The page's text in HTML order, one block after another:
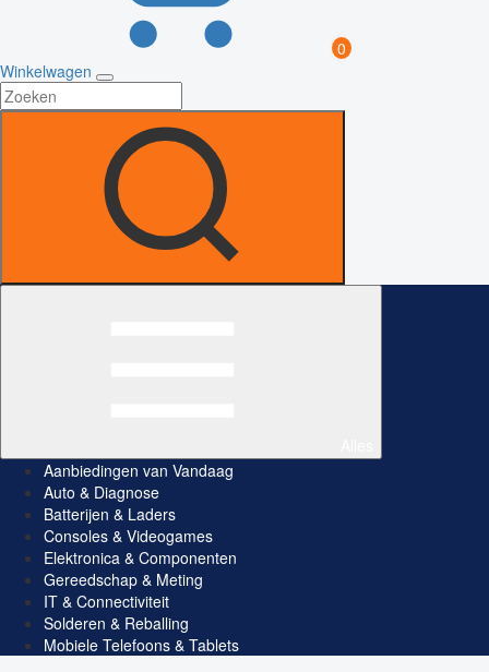
0
Winkelwagen
Aanbiedingen van Vandaag
Auto & Diagnose
Batterijen & Laders
Consoles & Videogames
Elektronica & Componenten
Gereedschap & Meting
IT & Connectiviteit
Solderen & Reballing
Mobiele Telefoons & Tablets